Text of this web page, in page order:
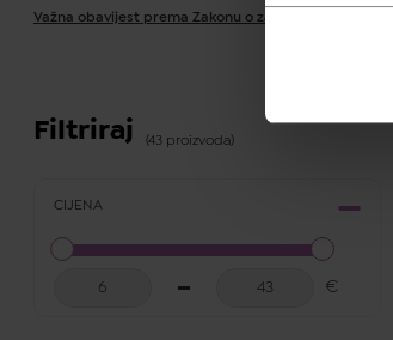
Važna obavijest prema Zakonu o zaštiti potrošača.
Filtriraj (43 proizvoda)
CIJENA